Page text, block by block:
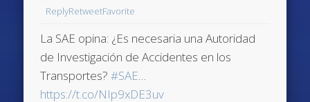
ReplyRetweetFavorite
La SAE opina: ¿Es necesaria una Autoridad
de Investigación de Accidentes en los
Transportes?#SAE…
https://t.co/NIp9xDE3uv